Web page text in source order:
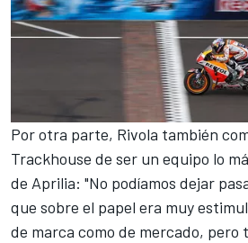
Por otra parte, Rivola también
Trackhouse de ser un equipo lo
de Aprilia: "No podíamos dejar
que sobre el papel era muy
de marca como de mercado, pero